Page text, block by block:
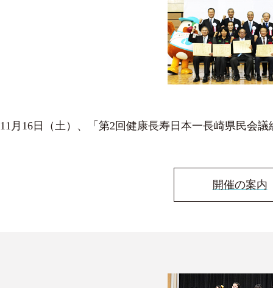
11月16日（土）、「第2回健康長寿日本一長崎県民会
開催の案内